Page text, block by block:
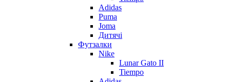
Adidas
Puma
Joma
Дитячі
Футзалки
Nike
Lunar Gato II
Tiempo